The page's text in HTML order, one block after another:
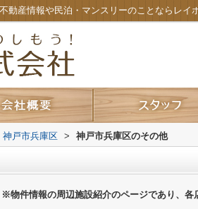
神戸市兵庫区 > 神戸市兵庫区のその他
※物件情報の周辺施設紹介のページであり、各